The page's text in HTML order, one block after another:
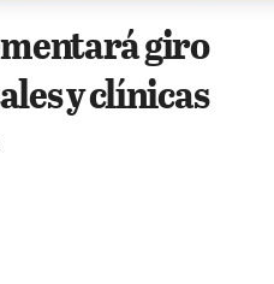
giro
y clínicas